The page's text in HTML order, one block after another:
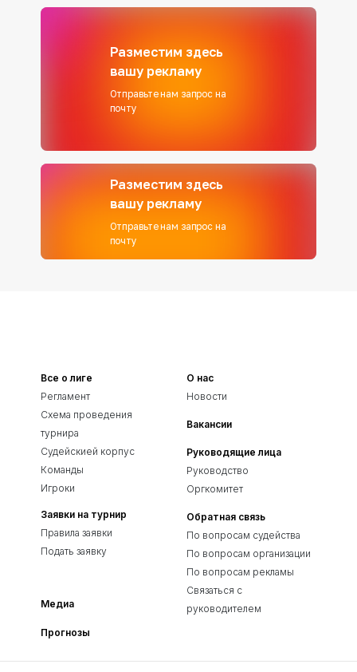
Разместим здесь
вашу рекламу
Отправьте нам запрос на
почту
Разместим здесь
вашу рекламу
Отправьте нам запрос на
почту
Все о лиге
Регламент
Схема проведения
турнира
Судейскией корпус
Команды
Игроки
Заявки на турнир
Правила заявки
Подать заявку
Медиа
Прогнозы
О нас
Новости
Вакансии
Руководящие лица
Руководство
Оргкомитет
Обратная связь
По вопросам судейства
По вопросам организации
По вопросам рекламы
Связаться с
руководителем